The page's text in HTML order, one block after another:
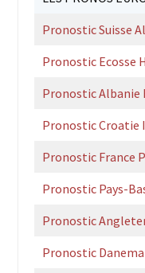
Pronostic Suisse
Pronostic Ecosse
Pronostic Albanie
Pronostic Croatie
Pronostic France
Pronostic Pays-
Pronostic
Pronostic